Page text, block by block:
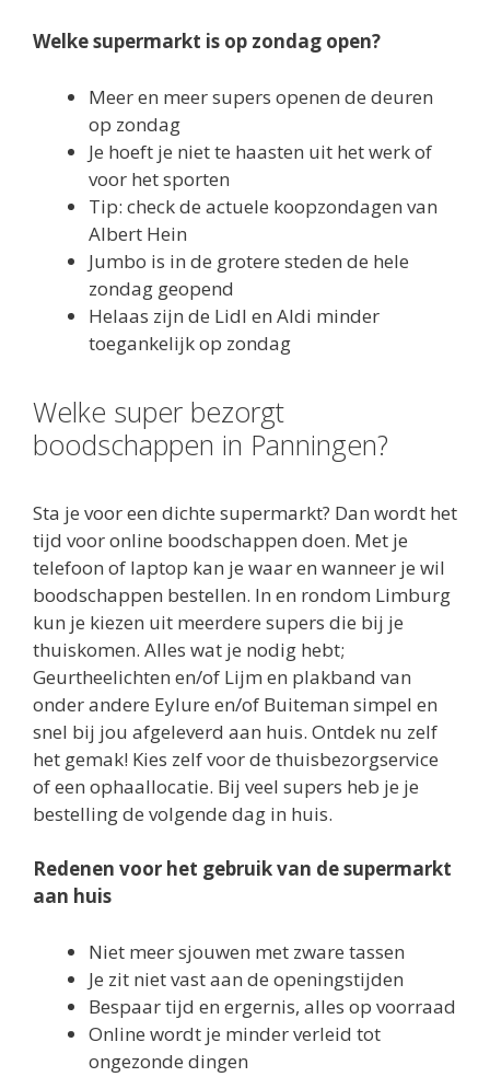
Welke supermarkt is op zondag open?
Meer en meer supers openen de deuren
op zondag
Je hoeft je niet te haasten uit het werk of
voor het sporten
Tip: check de actuele koopzondagen van
Albert Hein
Jumbo is in de grotere steden de hele
zondag geopend
Helaas zijn de Lidl en Aldi minder
toegankelijk op zondag
Welke super bezorgt
boodschappen in Panningen?
Sta je voor een dichte supermarkt? Dan wordt het
tijd voor online boodschappen doen. Met je
telefoon of laptop kan je waar en wanneer je wil
boodschappen bestellen. In en rondom Limburg
kun je kiezen uit meerdere supers die bij je
thuiskomen. Alles wat je nodig hebt;
Geurtheelichten en/of Lijm en plakband van
onder andere Eylure en/of Buiteman simpel en
snel bij jou afgeleverd aan huis. Ontdek nu zelf
het gemak! Kies zelf voor de thuisbezorgservice
of een ophaallocatie. Bij veel supers heb je je
bestelling de volgende dag in huis.
Redenen voor het gebruik van de supermarkt
aan huis
Niet meer sjouwen met zware tassen
Je zit niet vast aan de openingstijden
Bespaar tijd en ergernis, alles op voorraad
Online wordt je minder verleid tot
ongezonde dingen